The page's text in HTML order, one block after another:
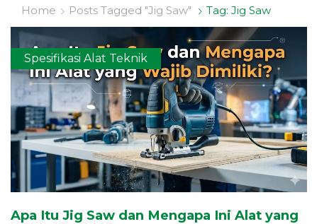
Home Posts Tagged "jig Saw" Tag: Jig Saw
Spesifikasi Alat Teknik
Apa Itu Jig Saw dan Mengapa Ini Alat yang